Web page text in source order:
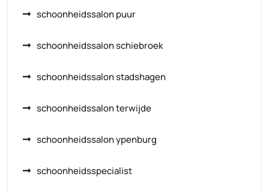
schoonheidssalon puur
schoonheidssalon schiebroek
schoonheidssalon stadshagen
schoonheidssalon terwijde
schoonheidssalon ypenburg
schoonheidsspecialist